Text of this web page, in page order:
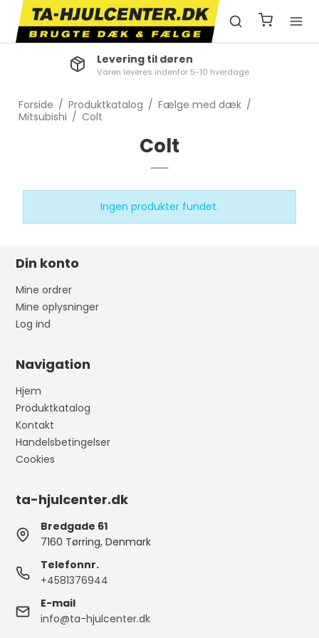
Levering til døren
Varen leveres indenfor 5-10 hverdage
Forside / Produktkatalog / Fælge med dæk /
Mitsubishi / Colt
Colt
Ingen produkter fundet.
Din konto
Mine ordrer
Mine oplysninger
Log ind
Navigation
Hjem
Produktkatalog
Kontakt
Handelsbetingelser
Cookies
ta-hjulcenter.dk
Bredgade 61
7160 Tørring, Denmark
Telefonnr.
+4581376944
E-mail
info@ta-hjulcenter.dk